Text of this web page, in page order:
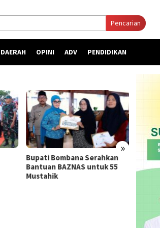
Pencarian
DAERAH OPINI ADV PENDIDIKAN
»
Bupati Bombana Serahkan
Bantuan BAZNAS untuk 55
Mustahik